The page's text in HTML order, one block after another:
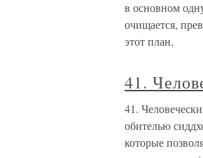
в основном
очищается,
этот план,
41.
41.
обителью
которые